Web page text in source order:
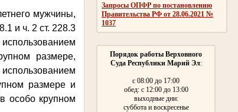
Запросы ОПФР по постановлению
Правительства РФ от 28.06.2021 №
1037
Порядок работы Верховного
Суда Республики Марий Эл:
с 08:00 до 17:00
обед: с 12:00 до 13:00
выходные дни:
суббота и воскресенье
мужчины,
и ч. 2 ст. 228.3
размере,
размере и
особо крупном